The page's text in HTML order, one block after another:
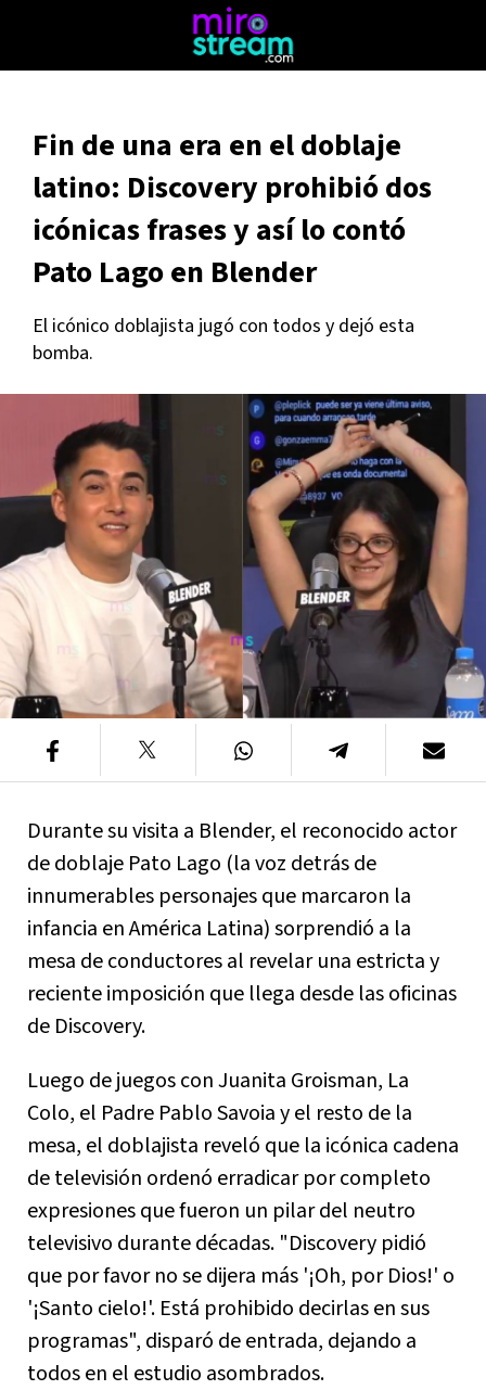
Fin de una era en el doblaje
latino: Discovery prohibió dos
icónicas frases y así lo contó
Pato Lago en Blender
El icónico doblajista jugó con todos y dejó esta
bomba.
Durante su visita a Blender, el reconocido actor
de doblaje Pato Lago (la voz detrás de
innumerables personajes que marcaron la
infancia en América Latina) sorprendió a la
mesa de conductores al revelar una estricta y
reciente imposición que llega desde las oficinas
de Discovery.
Luego de juegos con Juanita Groisman, La
Colo, el Padre Pablo Savoia y el resto de la
mesa, el doblajista reveló que la icónica cadena
de televisión ordenó erradicar por completo
expresiones que fueron un pilar del neutro
televisivo durante décadas. "Discovery pidió
que por favor no se dijera más '¡Oh, por Dios!' o
'¡Santo cielo!'. Está prohibido decirlas en sus
programas", disparó de entrada, dejando a
todos en el estudio asombrados.